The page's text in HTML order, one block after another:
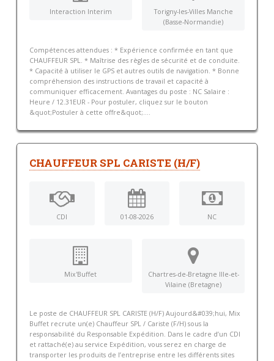
Interaction Interim
Torigny-les-Villes Manche
(Basse-Normandie)
Compétences attendues : * Expérience confirmée en tant que
CHAUFFEUR SPL. * Maîtrise des règles de sécurité et de conduite.
* Capacité à utiliser le GPS et autres outils de navigation. * Bonne
compréhension des instructions de travail et capacité à
communiquer efficacement. Avantages du poste : NC Salaire :
Heure / 12.31EUR - Pour postuler, cliquez sur le bouton
&quot;Postuler à cette offre&quot;....
CHAUFFEUR SPL CARISTE (H/F)
CDI 01-08-2026 NC
Mix'Buffet
Chartres-de-Bretagne Ille-et-
Vilaine (Bretagne)
Le poste de CHAUFFEUR SPL CARISTE (H/F) Aujourd&#039;hui, Mix
Buffet recrute un(e) Chauffeur SPL / Cariste (F/H) sous la
responsabilité du Responsable Expédition. Dans le cadre d’un CDI
et rattaché(e) au service Expédition, vous serez en charge de
transporter les produits de l’entreprise entre les différents sites